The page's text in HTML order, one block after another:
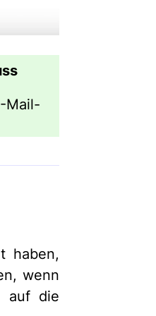
Mail-
haben,
wenn
auf die